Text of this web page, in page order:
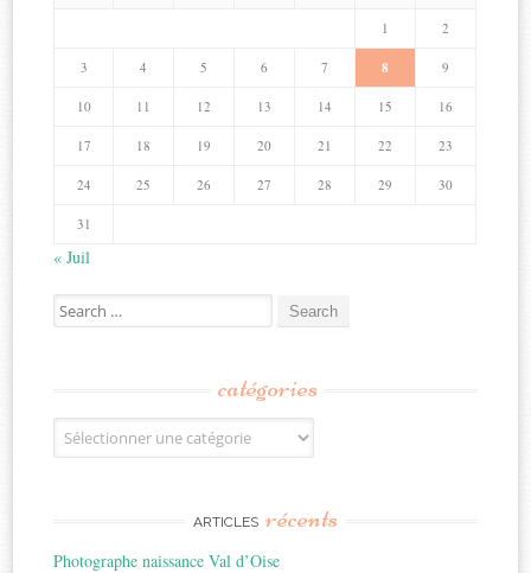
1 2
3 4 5 6 7 8 9
10 11 12 13 14 15 16
17 18 19 20 21 22 23
24 25 26 27 28 29 30
31
« Juil
Search
for:
catégories
Catégories
ARTICLES récents
Photographe naissance Val d’Oise